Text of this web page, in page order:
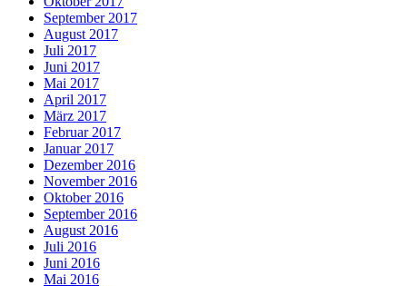
September 2017
August 2017
Juli 2017
Juni 2017
Mai 2017
April 2017
März 2017
Februar 2017
Januar 2017
Dezember 2016
November 2016
Oktober 2016
September 2016
August 2016
Juli 2016
Juni 2016
Mai 2016